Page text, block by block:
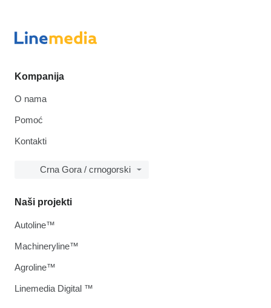
Kompanija
O nama
Pomoć
Kontakti
Crna Gora / crnogorski
Naši projekti
Autoline™
Machineryline™
Agroline™
Linemedia Digital ™